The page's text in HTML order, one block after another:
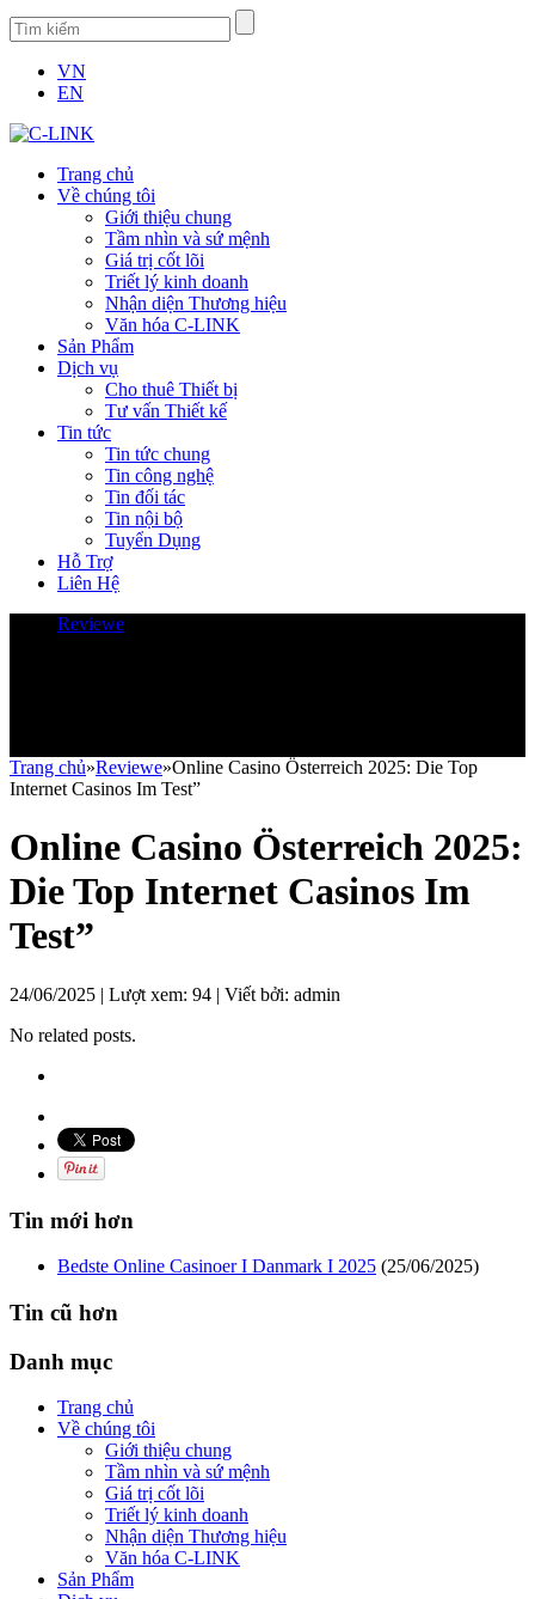
VN
EN
Trang chủ
Về chúng tôi
Giới thiệu chung
Tầm nhìn và sứ mệnh
Giá trị cốt lõi
Triết lý kinh doanh
Nhận diện Thương hiệu
Văn hóa C-LINK
Sản Phẩm
Dịch vụ
Cho thuê Thiết bị
Tư vấn Thiết kế
Tin tức
Tin tức chung
Tin công nghệ
Tin đối tác
Tin nội bộ
Tuyển Dụng
Hỗ Trợ
Liên Hệ
Reviewe
Trang chủ»Reviewe»Online Casino Österreich 2025: Die Top
Internet Casinos Im Test”
Online Casino Österreich 2025:
Die Top Internet Casinos Im
Test”
24/06/2025 | Lượt xem: 94 | Viết bởi: admin
No related posts.
Tin mới hơn
Bedste Online Casinoer I Danmark I 2025 (25/06/2025)
Tin cũ hơn
Danh mục
Trang chủ
Về chúng tôi
Giới thiệu chung
Tầm nhìn và sứ mệnh
Giá trị cốt lõi
Triết lý kinh doanh
Nhận diện Thương hiệu
Văn hóa C-LINK
Sản Phẩm